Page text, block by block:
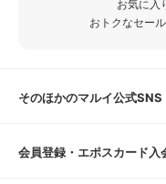
お気に入
おトクなセー
そのほかのマルイ公式SNS
会員登録・エポスカード入